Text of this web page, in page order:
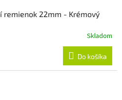
remienok 22mm - Krémový
Skladom
Do košíka